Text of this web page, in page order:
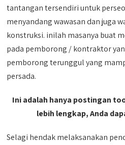
tantangan tersendiri untuk
menyandang wawasan dan juga
konstruksi. inilah masanya buat
pada pemborong / kontraktor
pemborong terunggul yang
persada.
Ini adalah hanya postingan
lebih lengkap, Anda
Selagi hendak melaksanakan